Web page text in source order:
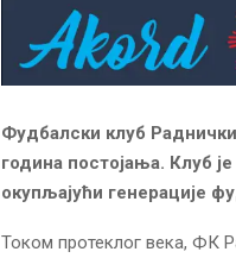
Фудбалски клуб
година постојања. Клуб
окупљајући генерације
Током протеклог века, ФК